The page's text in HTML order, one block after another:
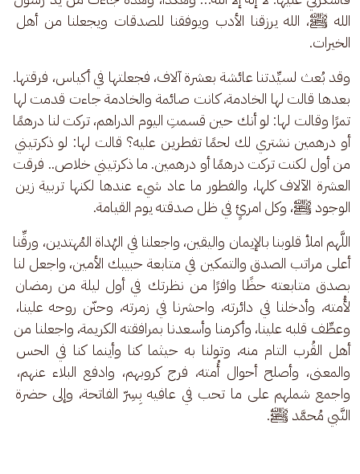
الله ﷺ، الله يرزقنا الأدب ويوفقنا للصدقات ويجعلنا من أهل
الخيرات.
وقد بُعث لسيِّدتنا عائشة بعشرة آلاف، فجعلتها في أكياس، فرقتها.
بعدها قالت لها الخادمة، كانت صائمة والخادمة جاءت قدمت لها
تمرًا وقالت لها: لو أنك حين قسمتِ اليوم الدراهم، تركت لنا درهمًا
أو درهمين نشتري لك لحمًا تفطرين عليه؟ قالت لها: لو ذكرتيني
من أول لكنت تركت درهمًا أو درهمين. ما ذكرتيني خلاص.. فرقت
العشرة الآلاف كلها، والفطور ما عاد شيء عندها لكنها تربية زين
الوجود ﷺ، وكل امرئٍ في ظل صدقته يوم القيامة.
اللَّهم املأ قلوبنا بالإيمان واليقين، واجعلنا في الهُداة المُهتدين، ورقِّنا
أعلى مراتب الصدق والتمكين في متابعة حبيبك الأمين، واجعل لنا
بصدق متابعته حظًا وافرًا من نظرتك في أول ليلة من رمضان
لأُمته، وأدخلنا في دائرته، واحشرنا في زمرته، وحنّن روحه علينا،
وعطِّف قلبه علينا، وأكرمنا وأسعدنا بمرافقته الكريمة، واجعلنا من
أهل القُرب التام منه، وتولنا به حيثما كنا وأينما كنا في الحس
والمعنى، وأصلح أحوال أُمته، فرج كروبهم، وادفع البلاء عنهم،
واجمع شملهم على ما تحب في عافيه بِسِرّ الفاتحة، وإلى حضرة
النَّبي مُحمَّد ﷺ.